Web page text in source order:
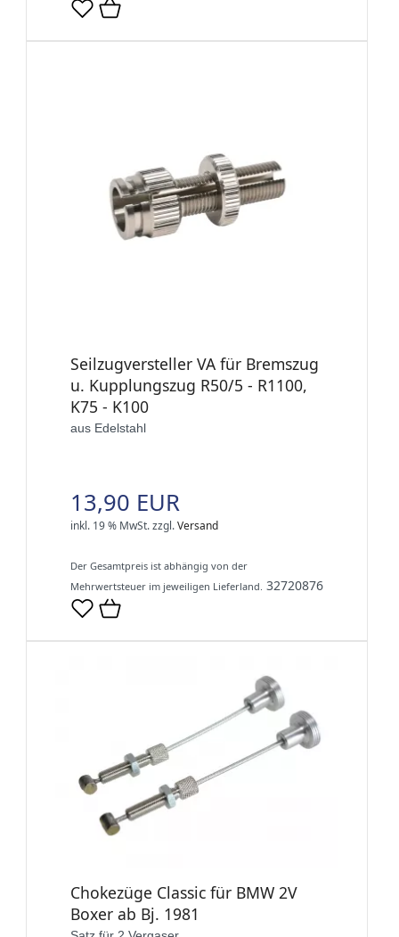
Seilzugversteller VA für Bremszug
u. Kupplungszug R50/5 - R1100,
K75 - K100
aus Edelstahl
13,90 EUR
inkl. 19 % MwSt.zzgl.Versand
Der Gesamtpreis ist abhängig von der
Mehrwertsteuer im jeweiligen Lieferland. 32720876
Chokezüge Classic für BMW 2V
Boxer ab Bj. 1981